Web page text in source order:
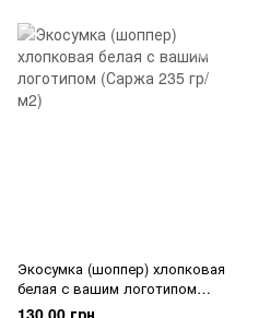
Экосумка (шоппер) хлопковая
белая с вашим логотипом
(Саржа 235 гр/м2)
130.00 грн